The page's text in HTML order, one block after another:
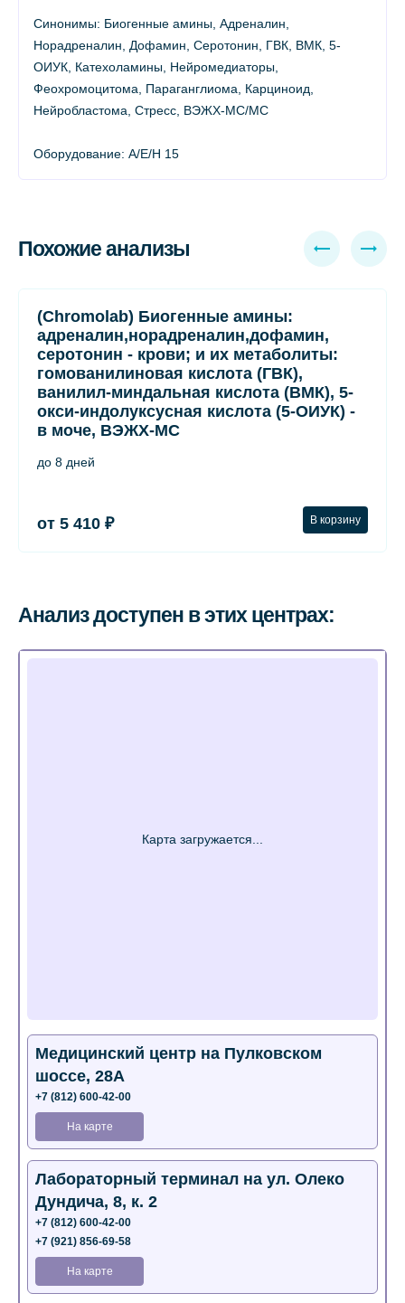
Синонимы: Биогенные амины, Адреналин,
Норадреналин, Дофамин, Серотонин, ГВК, ВМК, 5-
ОИУК, Катехоламины, Нейромедиаторы,
Феохромоцитома, Параганглиома, Карциноид,
Нейробластома, Стресс, ВЭЖХ-МС/МС
Оборудование: A/E/H 15
Похожие анализы
(Chromolab) Биогенные амины:
адреналин,норадреналин,дофамин,
серотонин - крови; и их метаболиты:
гомованилиновая кислота (ГВК),
ванилил-миндальная кислота (ВМК), 5-
окси-индолуксусная кислота (5-ОИУК) -
в моче, ВЭЖХ-МС
до 8 дней
от 5 410 ₽ В корзину
Анализ доступен в этих центрах:
Медицинский центр на Пулковском
шоссе, 28А
+7 (812) 600-42-00
На карте
Лабораторный терминал на ул. Олеко
Дундича, 8, к. 2
+7 (812) 600-42-00
+7 (921) 856-69-58
На карте